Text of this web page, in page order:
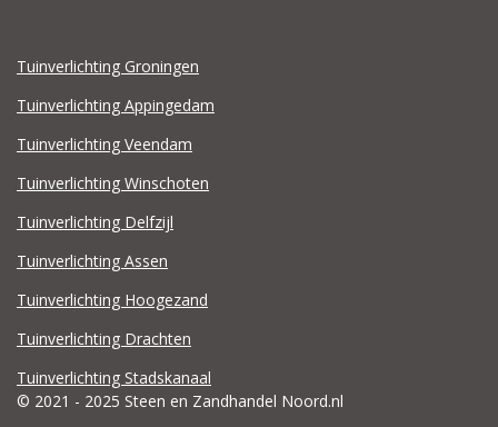
Tuinverlichting Groningen
Tuinverlichting Appingedam
Tuinverlichting Veendam
Tuinverlichting Winschoten
Tuinverlichting Delfzijl
Tuinverlichting Assen
Tuinverlichting Hoogezand
Tuinverlichting Drachten
Tuinverlichting Stadskanaal
© 2021 - 2025 Steen en Zandhandel Noord.nl